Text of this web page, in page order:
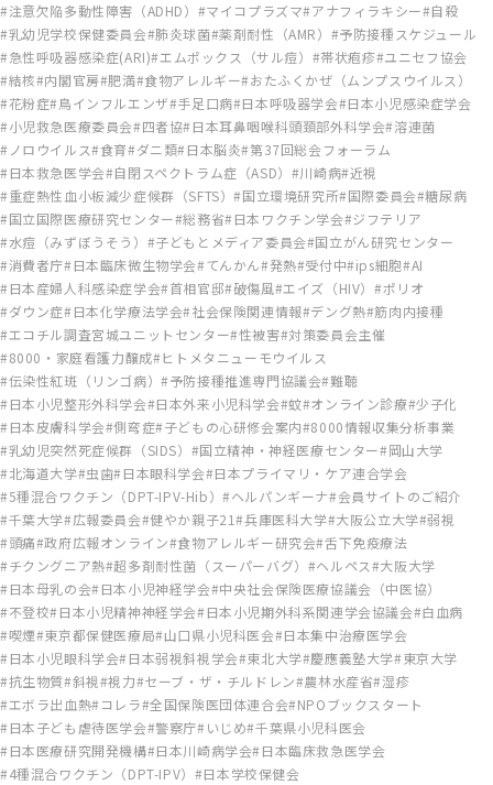
注意欠陥多動性障害（ADHD）
マイコプラズマ アナフィラキシー
自殺
乳幼児学校保健委員会 肺炎球菌 薬剤耐性（AMR）
予防接種スケジュール
急性呼吸器感染症(ARI) エムポックス（サル痘） 帯状疱疹 ユニセフ協会
結核 内閣官房 肥満 食物アレルギー おたふくかぜ（ムンプスウイルス）
花粉症 鳥インフルエンザ 手足口病 日本呼吸器学会 日本小児感染症学会
小児救急医療委員会 四者協 日本耳鼻咽喉科頭頚部外科学会 溶連菌
ノロウイルス 食育 ダニ類 日本脳炎 第37回総会フォーラム
日本救急医学会 自閉スペクトラム症（ASD） 川崎病 近視
重症熱性血小板減少症候群（SFTS） 国立環境研究所 国際委員会 糖尿病
国立国際医療研究センター 総務省 日本ワクチン学会 ジフテリア
水痘（みずぼうそう）
子どもとメディア委員会 国立がん研究センター
消費者庁 日本臨床微生物学会 てんかん 発熱 受付中 ips細胞 AI
日本産婦人科感染症学会 首相官邸 破傷風 エイズ（HIV） ポリオ
ダウン症 日本化学療法学会 社会保険関連情報 デング熱 筋肉内接種
エコチル調査宮城ユニットセンター 性被害 対策委員会主催
8000・家庭看護力醸成 ヒトメタニューモウイルス
伝染性紅斑（リンゴ病） 予防接種推進専門協議会 難聴
日本小児整形外科学会 日本外来小児科学会 蚊 オンライン診療 少子化
日本皮膚科学会 側弯症 子どもの心研修会案内 8000情報収集分析事業
乳幼児突然死症候群（SIDS）
国立精神・神経医療センター 岡山大学
北海道大学 虫歯 日本眼科学会 日本プライマリ・ケア連合学会
5種混合ワクチン（DPT-IPV-Hib） ヘルパンギーナ 会員サイトのご紹介
千葉大学 広報委員会 健やか親子21 兵庫医科大学 大阪公立大学 弱視
頭痛 政府広報オンライン 食物アレルギー研究会 舌下免疫療法
チクングニア熱 超多剤耐性菌（スーパーバグ） ヘルペス
大阪大学
日本母乳の会 日本小児神経学会 中央社会保険医療協議会（中医協）
不登校 日本小児精神神経学会 日本小児期外科系関連学会協議会 白血病
喫煙 東京都保健医療局 山口県小児科医会 日本集中治療医学会
日本小児眼科学会 日本弱視斜視学会 東北大学 慶應義塾大学 東京大学
抗生物質 斜視 視力 セーブ・ザ・チルドレン 農林水産省 湿疹
エボラ出血熱 コレラ 全国保険医団体連合会 NPOブックスタート
日本子ども虐待医学会 警察庁 いじめ 千葉県小児科医会
日本医療研究開発機構 日本川崎病学会 日本臨床救急医学会
4種混合ワクチン（DPT-IPV）
日本学校保健会